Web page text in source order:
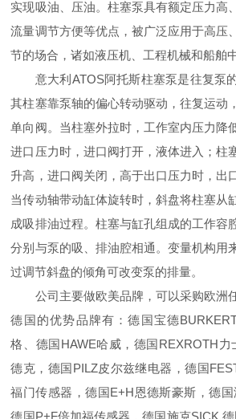
实现吸油、压油。柱塞泵具有额定压力高
流量调节方便等优点，被广泛应用于高压
节的场合，诸如液压机、工程机械和船舶中
意大利ATOS阿托斯柱塞泵是往复泵的
其柱塞靠泵轴的偏心转动驱动，往复运动
单向阀。当柱塞外拉时，工作室内压力降
进口压力时，进口阀打开，液体进入；柱
升高，进口阀关闭，高于出口压力时，出
当传动轴带动缸体旋转时，斜盘将柱塞从
成吸排油过程。柱塞与缸孔组成的工作容
分别与泵的吸、排油腔相通。变量机构用
过调节斜盘的倾角可改变泵的排量。
公司主要做欧美品牌，可以采购欧洲
德国的优势品牌有：德国宝德
格、德国HAWE哈威，德国REXROTH
德克，德国PILZ皮尔兹继电器，德国
福门传感器，德国E+H恩德斯豪斯，德
德国P+F倍加福传感器，德国施克SICK,